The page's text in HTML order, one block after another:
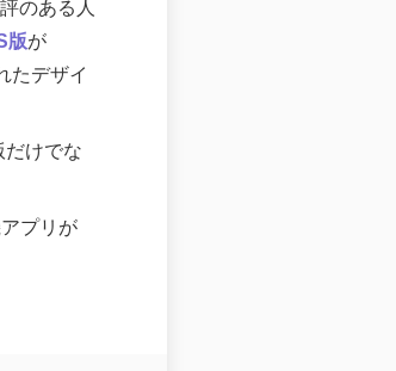
のある人
版が
たデザイ
けでな
プリが